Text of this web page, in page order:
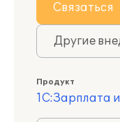
Связаться
Другие
Продукт
1С:Зарплата